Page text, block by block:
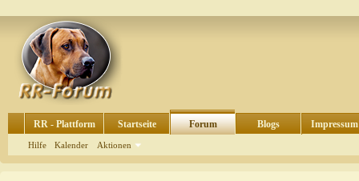
RR - Plattform Startseite Forum
Hilfe Kalender Aktionen
Blogs Impressum